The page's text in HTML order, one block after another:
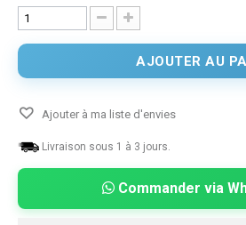
AJOUTER AU
Ajouter à ma liste d'envies
Livraison sous 1 à 3 jours.
Commander via